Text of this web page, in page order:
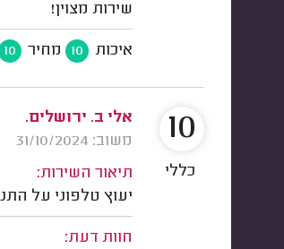
שירות מצוין!
איכות 10 מחיר 10
אלי ב. ירושלים.
משוב: 31/10/2024
תיאור השירות:
יעוץ טלפוני על
חוות דעת:
10
כללי